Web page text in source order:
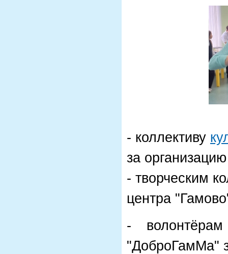
- коллективу
за
- творческим
центра
-
"ДоброГамМа"